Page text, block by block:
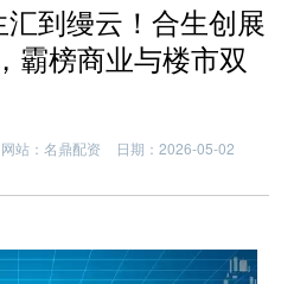
到缦云！合生创展
霸榜商业与楼市双
网站：名鼎配资
日期：2026-05-02